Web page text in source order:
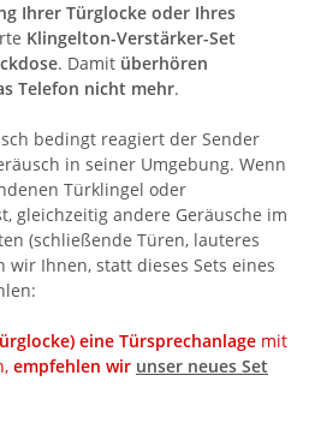
Ihrer Türglocke oder Ihres
Klingelton-Verstärker-Set
. Damit überhören
Telefon nicht mehr.
bedingt reagiert der Sender
in seiner Umgebung. Wenn
Türklingel oder
gleichzeitig andere Geräusche im
(schließende Türen, lauteres
wir Ihnen, statt dieses Sets eines
eine Türsprechanlage mit
empfehlen wir unser neues Set